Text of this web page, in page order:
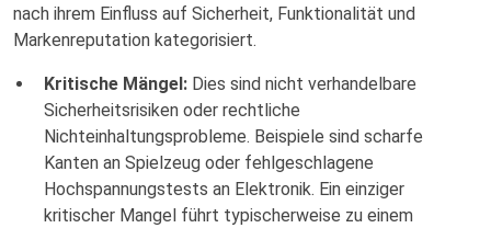
nach ihrem Einfluss auf Sicherheit, Funktionalität und
Markenreputation kategorisiert.
Kritische Mängel: Dies sind nicht verhandelbare
Sicherheitsrisiken oder rechtliche
Nichteinhaltungsprobleme. Beispiele sind scharfe
Kanten an Spielzeug oder fehlgeschlagene
Hochspannungstests an Elektronik. Ein einziger
kritischer Mangel führt typischerweise zu einem